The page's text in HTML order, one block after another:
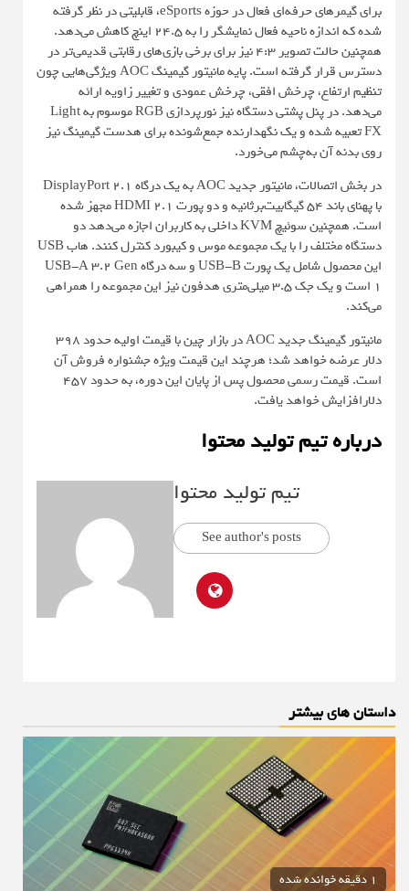
برای گیمرهای حرفه‌ای فعال در حوزه eSports، قابلیتی در نظر گرفته
شده که اندازه ناحیه فعال نمایشگر را به ۲۴.۵ اینچ کاهش می‌دهد.
همچنین حالت تصویر 4:3 نیز برای برخی بازی‌های رقابتی قدیمی‌تر در
دسترس قرار گرفته است. پایه مانیتور گیمینگ AOC ویژگی‌هایی چون
تنظیم ارتفاع، چرخش افقی، چرخش عمودی و تغییر زاویه ارائه
می‌دهد. در پنل پشتی دستگاه نیز نورپردازی RGB موسوم به Light
FX تعبیه شده و یک نگهدارنده جمع‌شونده برای هدست گیمینگ نیز
روی بدنه آن به‌چشم می‌خورد.
در بخش اتصالات، مانیتور جدید AOC به یک درگاه DisplayPort 2.1
با پهنای باند ۵۴ گیگابیت‌برثانیه و دو پورت HDMI 2.1 مجهز شده
است. همچنین سوئیچ KVM داخلی به کاربران اجازه می‌دهد دو
دستگاه مختلف را با یک مجموعه موس و کیبورد کنترل کنند. هاب USB
این محصول شامل یک پورت USB-B و سه درگاه USB-A 3.2 Gen
1 است و یک جک 3.5 میلی‌متری هدفون نیز این مجموعه را همراهی
می‌کند.
مانیتور گیمینگ جدید AOC در بازار چین با قیمت اولیه حدود ۳۹۸
دلار عرضه خواهد شد؛ هرچند این قیمت ویژه جشنواره فروش آن
است. قیمت رسمی محصول پس از پایان این دوره، به حدود ۴۵۷
دلارافزایش خواهد یافت.
درباره تیم تولید محتوا
تیم تولید محتوا
See author's posts
داستان های بیشتر
1 دقیقه خوانده شده